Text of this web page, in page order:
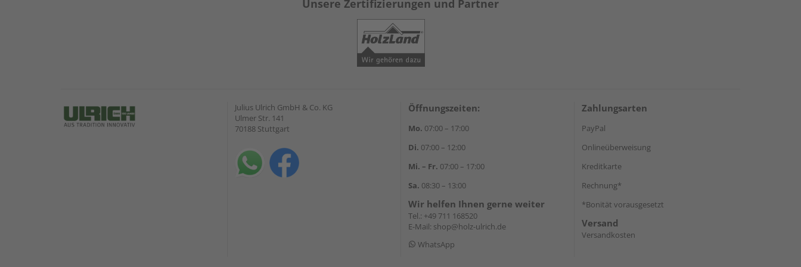
Unsere Zertifizierungen und Partner
Julius Ulrich GmbH & Co. KG
Ulmer Str. 141
70188 Stuttgart
Öffnungszeiten:
Mo. 07:00 – 17:00
Di. 07:00 – 12:00
Mi. – Fr. 07:00 – 17:00
Sa. 08:30 – 13:00
Wir helfen Ihnen gerne weiter
Tel.: +49 711 168520
E-Mail: shop@holz-ulrich.de
WhatsApp
Zahlungsarten
PayPal
Onlineüberweisung
Kreditkarte
Rechnung*
*Bonität vorausgesetzt
Versand
Versandkosten